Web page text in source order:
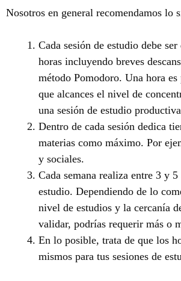
Nosotros en general recomendamos lo
Cada sesión de estudio debe
horas incluyendo breves
método Pomodoro. Una hora
que alcances el nivel de
una sesión de estudio
Dentro de cada sesión dedica
materias como máximo. Por
y sociales.
Cada semana realiza entre 3 y 5
estudio. Dependiendo de lo
nivel de estudios y la cercanía
validar, podrías requerir más o
En lo posible, trata de que los
mismos para tus sesiones de